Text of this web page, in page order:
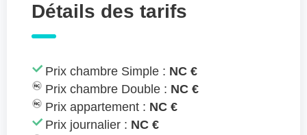
Détails des tarifs
Prix chambre Simple : NC €
Prix chambre Double : NC €
Prix appartement : NC €
Prix journalier : NC €